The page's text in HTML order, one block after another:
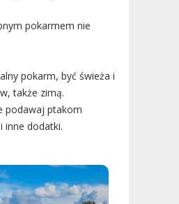
pokarmem nie
pokarm, być świeża i
także zimą.
podawaj ptakom
inne dodatki.